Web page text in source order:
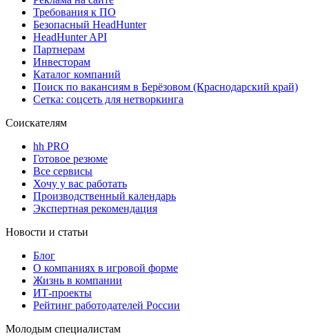
Требования к ПО
Безопасный HeadHunter
HeadHunter API
Партнерам
Инвесторам
Каталог компаний
Поиск по вакансиям в Берёзовом (Краснодарский край)
Сетка: соцсеть для нетворкинга
Соискателям
hh PRO
Готовое резюме
Все сервисы
Хочу у вас работать
Производственный календарь
Экспертная рекомендация
Новости и статьи
Блог
О компаниях в игровой форме
Жизнь в компании
ИТ-проекты
Рейтинг работодателей России
Молодым специалистам